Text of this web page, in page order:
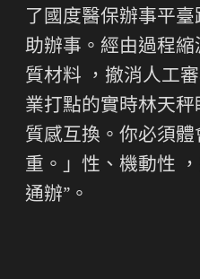
了國度醫保辦事平
助辦事。經由過程
質材料 ，撤消人工
業打點的實時林天
質感互換。你必須
重。」性、機動性
通辦”。